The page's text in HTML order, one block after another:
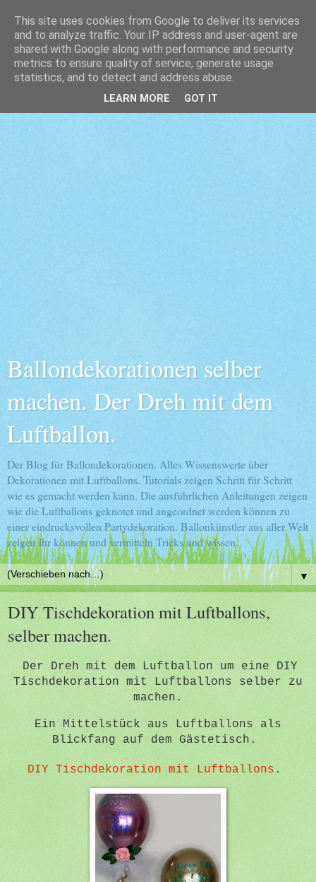
Ballondekorationen selber
machen. Der Dreh mit dem
Luftballon.
Der Blog für Ballondekorationen. Alles Wissenswerte über
Dekorationen mit Luftballons. Tutorials zeigen Schritt für Schritt
wie es gemacht werden kann. Die ausführlichen Anleitungen zeigen
wie die Luftballons geknotet und angeordnet werden können zu
einer eindrucksvollen Partydekoration. Ballonkünstler aus aller Welt
zeigen ihr können und vermitteln Tricks und wissen.
▼
DIY Tischdekoration mit Luftballons,
selber machen.
Der Dreh mit dem Luftballon um eine DIY
Tischdekoration mit Luftballons selber zu
machen.
Ein Mittelstück aus Luftballons als
Blickfang auf dem Gästetisch.
DIY Tischdekoration mit Luftballons.
This site uses cookies from Google to deliver its services
and to analyze traffic. Your IP address and user-agent are
shared with Google along with performance and security
metrics to ensure quality of service, generate usage
statistics, and to detect and address abuse.
LEARN MORE GOT IT